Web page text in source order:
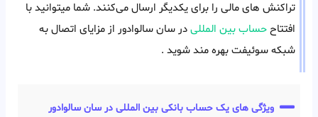
تراکنش های مالی را برای یکدیگر ارسال می‌کنند. شما میتوانید با
افتتاححساب بین المللیدر سان سالوادور از مزایای اتصال به
شبکه سوئیفت بهره مند شوید .
ویژگی های یک حساب بانکی بین المللی در سان سالوادور